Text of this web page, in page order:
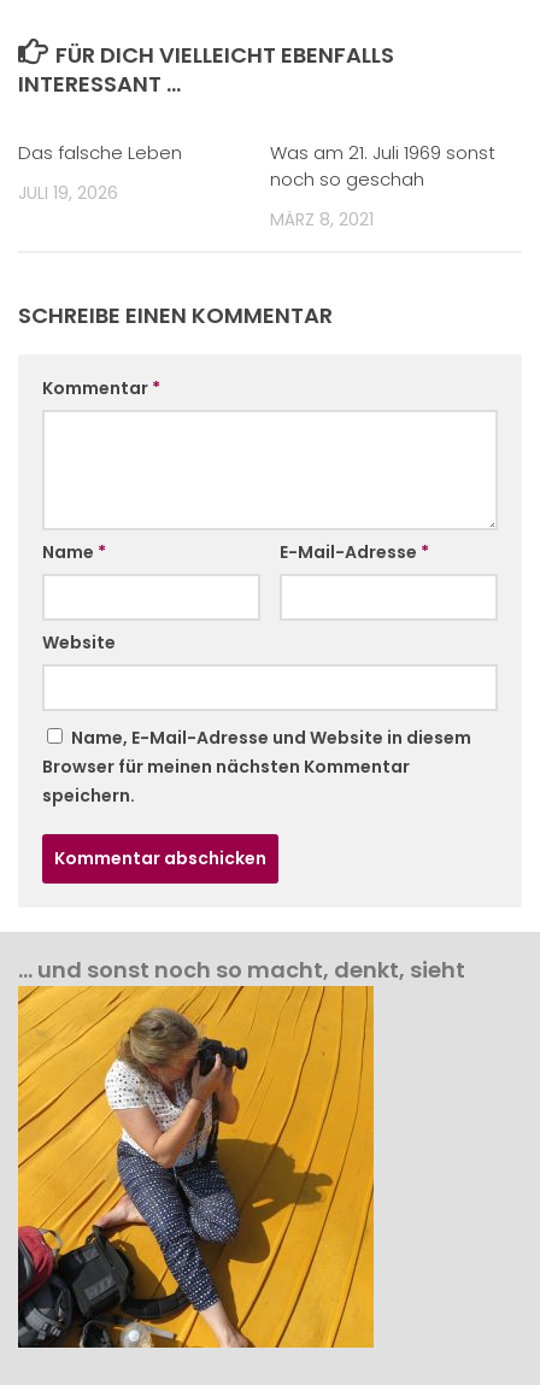
FÜR DICH VIELLEICHT EBENFALLS
INTERESSANT …
Das falsche Leben
JULI 19, 2026
Was am 21. Juli 1969 sonst
noch so geschah
MÄRZ 8, 2021
SCHREIBE EINEN KOMMENTAR
Kommentar *
Name * E-Mail-Adresse *
Website
Name, E-Mail-Adresse und Website in diesem
Browser für meinen nächsten Kommentar
speichern.
… und sonst noch so macht, denkt, sieht